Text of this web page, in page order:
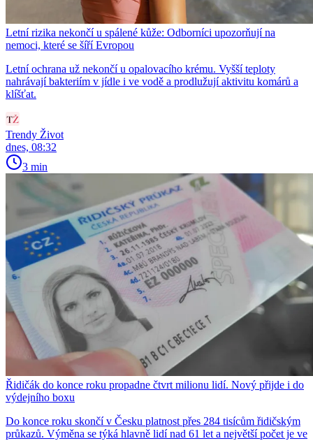
Letní rizika nekončí u spálené kůže: Odborníci upozorňují na
nemoci, které se šíří Evropou
Letní ochrana už nekončí u opalovacího krému. Vyšší teploty
nahrávají bakteriím v jídle i ve vodě a prodlužují aktivitu komárů a
klíšťat.
Trendy Život
dnes, 08:32
3 min
Řidičák do konce roku propadne čtvrt milionu lidí. Nový přijde i do
výdejního boxu
Do konce roku skončí v Česku platnost přes 284 tisícům řidičským
průkazů. Výměna se týká hlavně lidí nad 61 let a největší počet je ve